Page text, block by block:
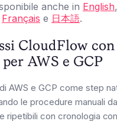
anche in English,
Français e 日本語.
CloudFlow
AWS e GCP
AWS e GCP come step
le procedure manuali
ripetibili con cronologia